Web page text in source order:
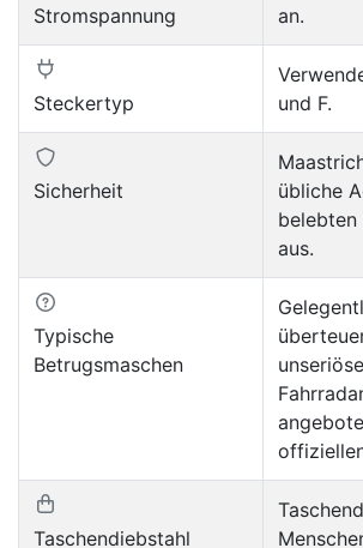
Stromspannung
an.
Steckertyp
und F.
Sicherheit
übliche
belebten
aus.
Typische
Betrugsmaschen
unseriöse
Taschendiebstahl